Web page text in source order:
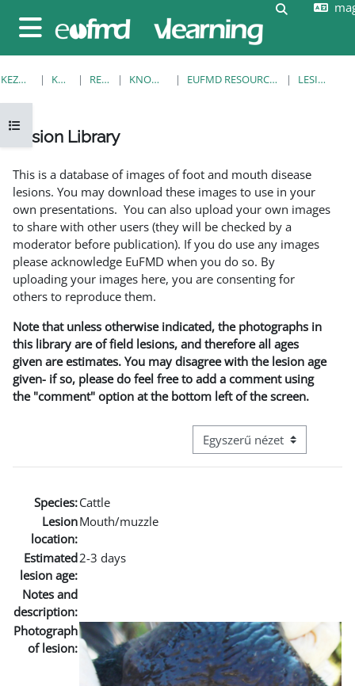
Oldalpanel
Keresési
Kurzusmutató megnyitása
KEZDŐOLDAL KURZUSOK RESOURCES KNOWLEDGE BANK EUFMD RESOURCES: CLINICAL DIAGNOSIS LESION LIBRARY
Lesion Library
This is a database of images of foot and mouth disease
lesions. You may download these images to use in your
own presentations. You can also upload your own images
to share with other users (they will be checked by a
moderator before publication). If you do use any images
please acknowledge EuFMD when you do so. By
uploading your images here, you are consenting for
others to reproduce them.
Note that unless otherwise indicated, the photographs in
this library are of field lesions, and therefore all ages
given are estimates. You may disagree with the lesion age
given- if so, please do feel free to add a comment using
the "comment" option at the bottom left of the screen.
Harmadik szintű navigáció
Species:Cattle
Lesion
location:
Mouth/muzzle
Estimated
lesion age:
2-3 days
Notes and
description:
Photograph
of lesion: